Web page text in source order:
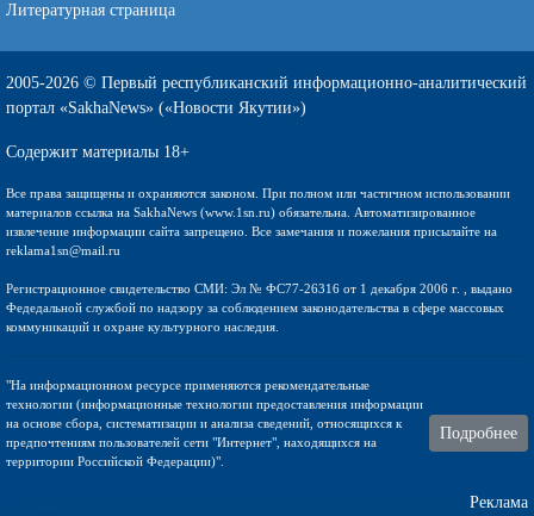
Литературная страница
2005-2026 © Первый республиканский информационно-аналитический
портал «SakhaNews» («Новости Якутии»)
Содержит материалы 18+
Все права защищены и охраняются законом. При полном или частичном использовании
материалов ссылка на SakhaNews (www.1sn.ru) обязательна. Автоматизированное
извлечение информации сайта запрещено. Все замечания и пожелания присылайте на
reklama1sn@mail.ru
Регистрационное свидетельство СМИ: Эл № ФС77-26316 от 1 декабря 2006 г. , выдано
Федедальной службой по надзору за соблюдением законодательства в сфере массовых
коммуникаций и охране культурного наследия.
"На информационном ресурсе применяются рекомендательные
технологии (информационные технологии предоставления информации
на основе сбора, систематизации и анализа сведений, относящихся к
предпочтениям пользователей сети "Интернет", находящихся на
территории Российской Федерации)".
Подробнее
Реклама